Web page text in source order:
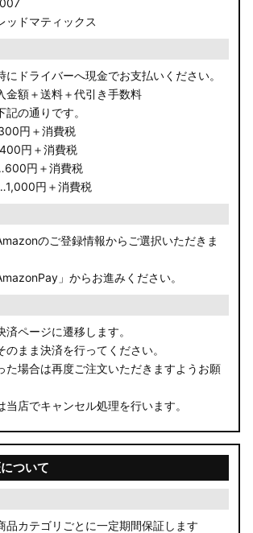
ッドマティックス
にドライバーへ現金でお支払いください。
金額＋送料＋代引き手数料
の通りです。
円＋消費税
円＋消費税
円＋消費税
円＋消費税
のご登録情報からご選択いただきま
」からお進みください。
済ページに遷移します。
まま決済を行ってください。
た場合は再度ご注文いただきますようお願
当店でキャンセル処理を行います。
ついて
品カテゴリごとに一定期間保証します